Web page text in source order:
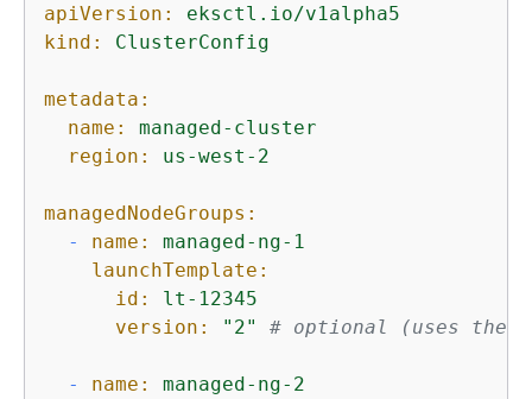
apiVersion:
eksctl.io/v1alpha5
kind:
ClusterConfig
metadata:
name:
managed-cluster
region:
us-west-2
managedNodeGroups:
-
name:
managed-ng-1
launchTemplate:
id:
lt-12345
version:
"2" # optional (uses the
- name:
managed-ng-2